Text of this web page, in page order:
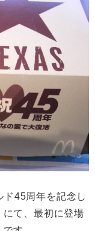
45周年を記念し
て、最初に登場